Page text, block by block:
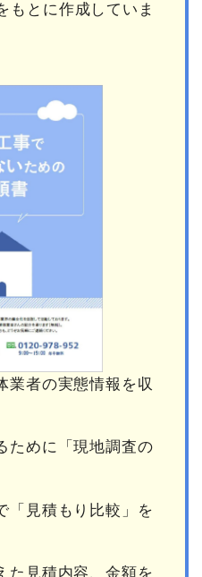
もとに作成していま
業者の実態情報を収
ために「現地調査の
「見積もり比較」を
た見積内容、金額を